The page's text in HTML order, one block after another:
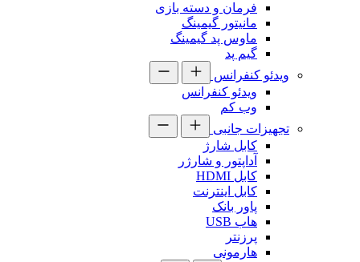
فرمان و دسته بازی
مانیتور گیمینگ
ماوس پد گیمینگ
گیم پد
ویدئو کنفرانس
ویدئو کنفرانس
وب کم
تجهیزات جانبی
کابل شارژ
آداپتور و شارژر
کابل HDMI
کابل اینترنت
پاور بانک
هاب USB
پرزنتر
هارمونی